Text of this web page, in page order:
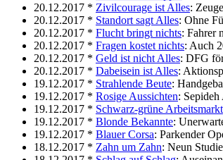
20.12.2017 * Zivilcourage ist Alles:
20.12.2017 * Standort sagt Alles: Ohne
20.12.2017 * Flucht bringt nichts: Fahrer
20.12.2017 * Fragen kostet nichts: Auch
20.12.2017 * Geld ist nicht Alles: DFG
20.12.2017 * Dabeisein ist Alles:
19.12.2017 * Strahlende Beute:
19.12.2017 * Rosige Aussichten:
19.12.2017 * Schwarz-grüne
19.12.2017 * Blonde Bekannte:
19.12.2017 * Blauer Corsa: Parkender
18.12.2017 * Zahn um Zahn: Neun